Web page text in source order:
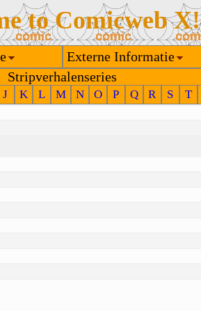
to Comicweb X!
Externe Informatie
Stripverhalenseries
J K L M N O P Q R S T